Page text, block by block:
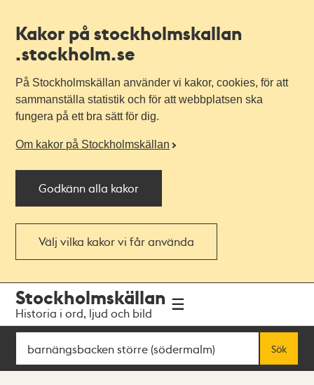
Kakor på stockholmskallan
.stockholm.se
På Stockholmskällan använder vi kakor, cookies, för att
sammanställa statistik och för att webbplatsen ska
fungera på ett bra sätt för dig.
Om kakor på Stockholmskällan
Godkänn alla kakor
Välj vilka kakor vi får använda
navigationen
huvudinnehållet
Stockholmskällan
Historia i ord, ljud och bild
Sök
Sök